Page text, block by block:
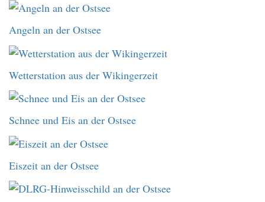
Angeln an der Ostsee
Wetterstation aus der Wikingerzeit
Schnee und Eis an der Ostsee
Eiszeit an der Ostsee